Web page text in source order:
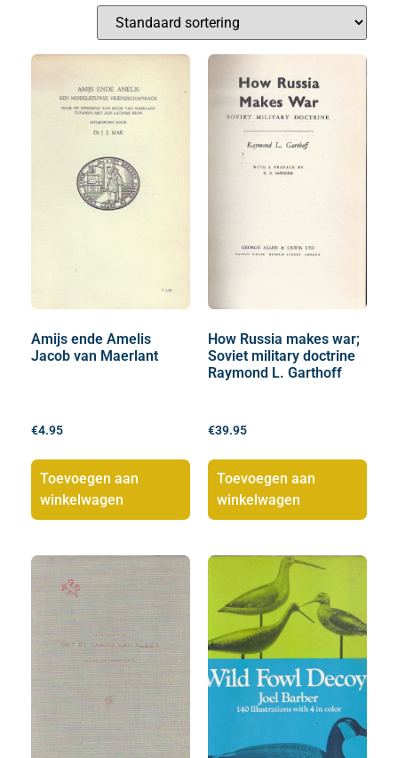
Amijs ende Amelis
Jacob van Maerlant
€4.95
Toevoegen aan
winkelwagen
How Russia makes war;
Soviet military doctrine
Raymond L. Garthoff
€39.95
Toevoegen aan
winkelwagen